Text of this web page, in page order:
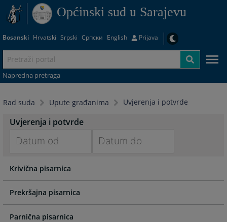
Općinski sud u Sarajevu
Bosanski Hrvatski Srpski Српски English Prijava
Napredna pretraga
Rad suda Upute građanima Uvjerenja i potvrde
Uvjerenja i potvrde
forward
to
interact
with
the
to
with
Krivična pisarnica
Parnična pisarnica